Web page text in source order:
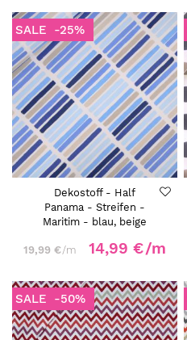
SALE -25%
Dekostoff - Half
Panama - Streifen -
Maritim - blau, beige
19,99 €/m 14,99 €/m
SALE -50%